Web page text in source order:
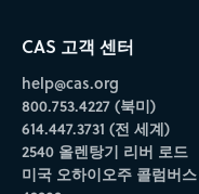
CAS 고객 센터
help@cas.org
800.753.4227 (북미)
614.447.3731 (전 세계)
2540 올렌탕기 리버 로드
미국 오하이오주 콜럼버스